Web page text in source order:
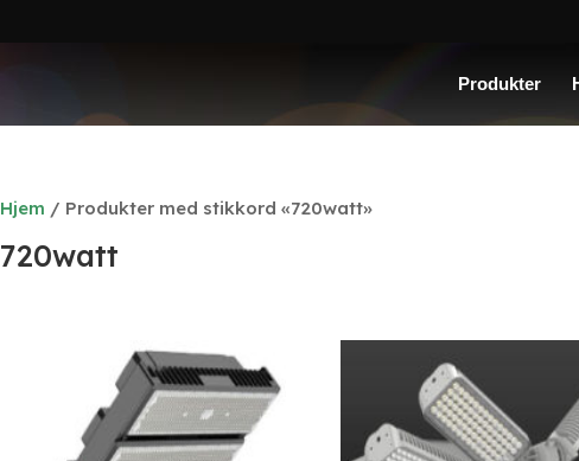
Produkter
Hjem / Produkter med stikkord «720watt»
720watt